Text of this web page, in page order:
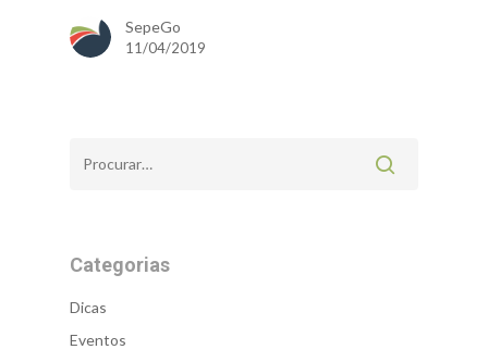
SepeGo
11/04/2019
Categorias
Dicas
Eventos